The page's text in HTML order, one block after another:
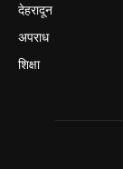
देहरादून
अपराध
शिक्षा